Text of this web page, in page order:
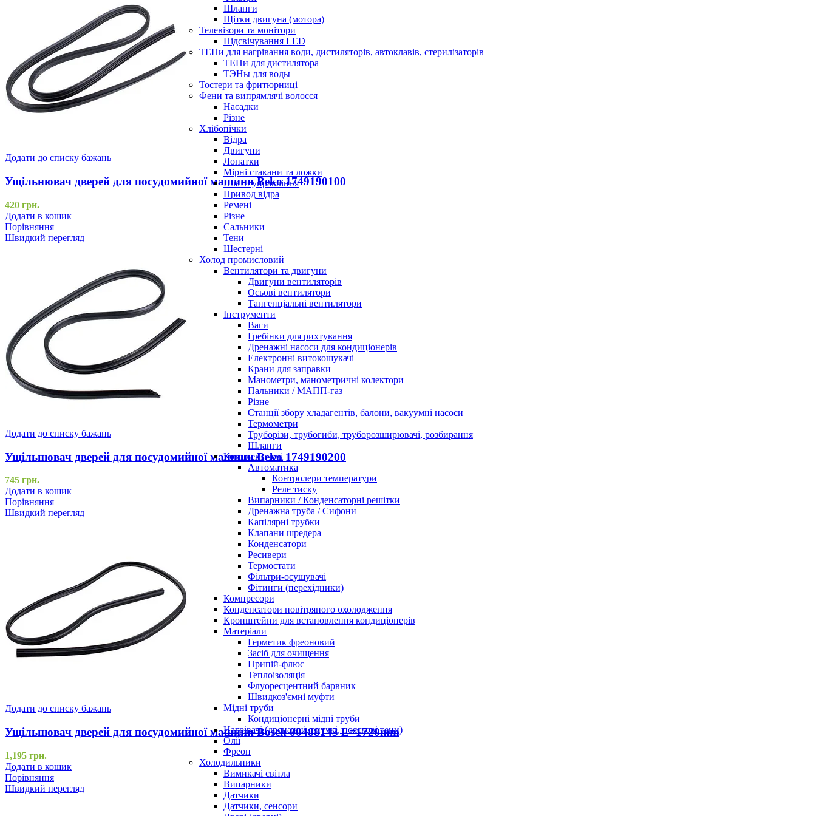
Шланги
Щітки двигуна (мотора)
Телевізори та монітори
Підсвічування LED
ТЕНи для нагрівання води, дистиляторів, автоклавів, стерилізаторів
ТЕНи для дистилятора
ТЭНы для воды
Тостери та фритюрниці
Фени та випрямлячі волосся
Насадки
Різне
Хлібопічки
Відра
Двигуни
Лопатки
Мірні стакани та ложки
Плати управління
Привод відра
Ремені
Різне
Сальники
Тени
Шестерні
Холод промисловий
Вентилятори та двигуни
Двигуни вентиляторів
Осьові вентилятори
Тангенціальні вентилятори
Інструменти
Ваги
Гребінки для рихтування
Дренажні насоси для кондиціонерів
Електронні витокошукачі
Крани для заправки
Манометри, манометричні колектори
Пальники / МАПП-газ
Різне
Станції збору хладагентів, балони, вакуумні насоси
Термометри
Труборізи, трубогиби, труборозширювачі, розбирання
Шланги
Комплектуючі
Автоматика
Контролери температури
Реле тиску
Випарники / Конденсаторні решітки
Дренажна труба / Сифони
Капілярні трубки
Клапани шредера
Конденсатори
Ресивери
Термостати
Фільтри-осушувачі
Фітинги (перехідники)
Компресори
Конденсатори повітряного охолодження
Кронштейни для встановлення кондиціонерів
Матеріали
Герметик фреоновий
Засіб для очищення
Припій-флюс
Теплоізоляція
Флуоресцентний барвник
Швидкоз'ємні муфти
Мідні труби
Кондиціонерні мідні труби
Нагрівачі (дренажні, гнучкі, пояскові тени)
Олії
Фреон
Холодильники
Вимикачі світла
Випарники
Датчики
Датчики, сенсори
Додати до списку бажань
Ущільнювач дверей для посудомийної машини Beko 1749190100
420 грн.
Додати в кошик
Порівняння
Швидкий перегляд
Додати до списку бажань
Ущільнювач дверей для посудомийної машини Beko 1749190200
745 грн.
Додати в кошик
Порівняння
Швидкий перегляд
Додати до списку бажань
Ущільнювач дверей для посудомийної машини Bosch 00488143 L=1720mm
1,195 грн.
Додати в кошик
Порівняння
Швидкий перегляд